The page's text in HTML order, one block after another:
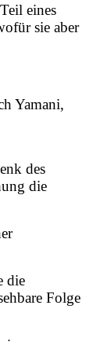
eines
sie aber
Yamani,
des
die
die
Folge